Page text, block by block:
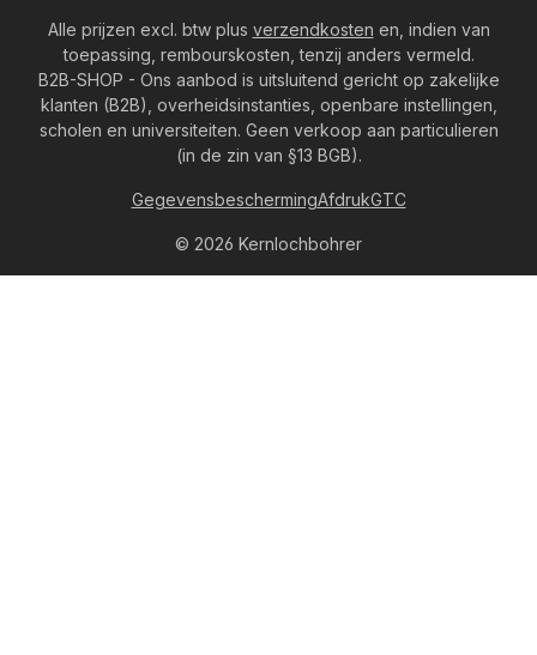
Alle prijzen excl. btw plus verzendkosten en, indien van
toepassing, rembourskosten, tenzij anders vermeld.
B2B-SHOP - Ons aanbod is uitsluitend gericht op zakelijke
klanten (B2B), overheidsinstanties, openbare instellingen,
scholen en universiteiten. Geen verkoop aan particulieren
(in de zin van §13 BGB).
© 2026 Kernlochbohrer
GegevensbeschermingAfdrukGTC